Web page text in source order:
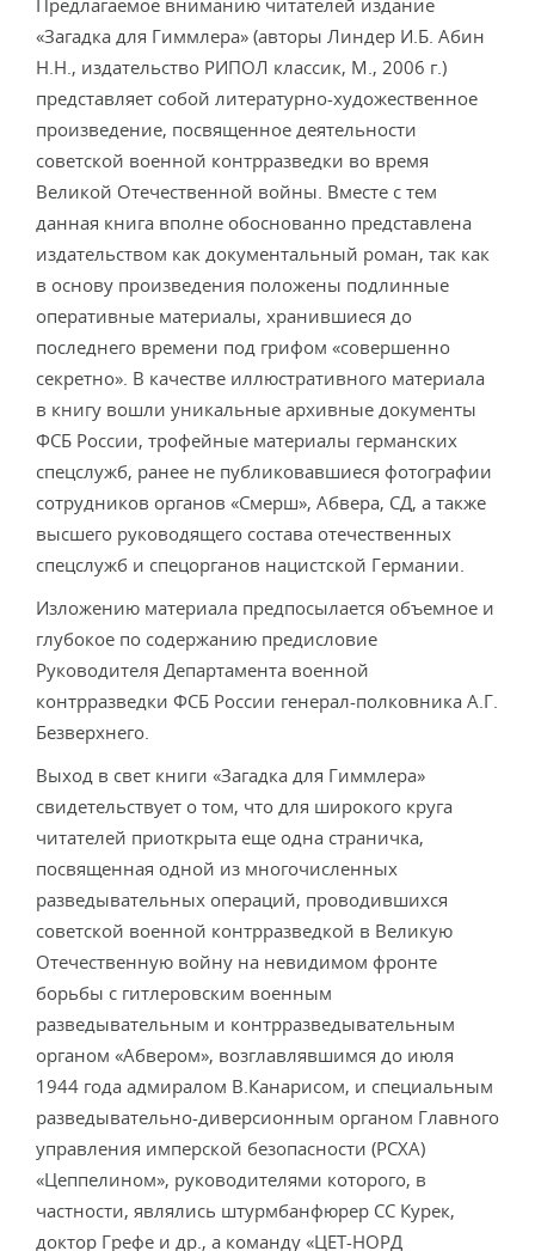
Предлагаемое вниманию читателей издание
«Загадка для Гиммлера» (авторы Линдер И.Б. Абин
Н.Н., издательство РИПОЛ классик, М., 2006 г.)
представляет собой литературно-художественное
произведение, посвященное деятельности
советской военной контрразведки во время
Великой Отечественной войны. Вместе с тем
данная книга вполне обоснованно представлена
издательством как документальный роман, так как
в основу произведения положены подлинные
оперативные материалы, хранившиеся до
последнего времени под грифом «совершенно
секретно». В качестве иллюстративного материала
в книгу вошли уникальные архивные документы
ФСБ России, трофейные материалы германских
спецслужб, ранее не публиковавшиеся фотографии
сотрудников органов «Смерш», Абвера, СД, а также
высшего руководящего состава отечественных
спецслужб и спецорганов нацистской Германии.
Изложению материала предпосылается объемное и
глубокое по содержанию предисловие
Руководителя Департамента военной
контрразведки ФСБ России генерал-полковника А.Г.
Безверхнего.
Выход в свет книги «Загадка для Гиммлера»
свидетельствует о том, что для широкого круга
читателей приоткрыта еще одна страничка,
посвященная одной из многочисленных
разведывательных операций, проводившихся
советской военной контрразведкой в Великую
Отечественную войну на невидимом фронте
борьбы с гитлеровским военным
разведывательным и контрразведывательным
органом «Абвером», возглавлявшимся до июля
1944 года адмиралом В.Канарисом, и специальным
разведывательно-диверсионным органом Главного
управления имперской безопасности (РСХА)
«Цеппелином», руководителями которого, в
частности, являлись штурмбанфюрер СС Курек,
доктор Грефе и др., а команду «ЦЕТ-НОРД